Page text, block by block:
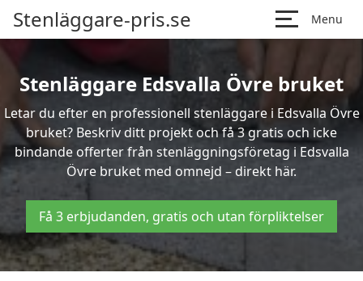
Stenläggare-pris.se Menu
Stenläggare Edsvalla Övre bruket
Letar du efter en professionell stenläggare i Edsvalla Övre
bruket? Beskriv ditt projekt och få 3 gratis och icke
bindande offerter från stenläggningsföretag i Edsvalla
Övre bruket med omnejd – direkt här.
Få 3 erbjudanden, gratis och utan förpliktelser